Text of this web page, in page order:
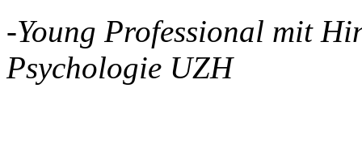
-Young Professional mit
Psychologie UZH